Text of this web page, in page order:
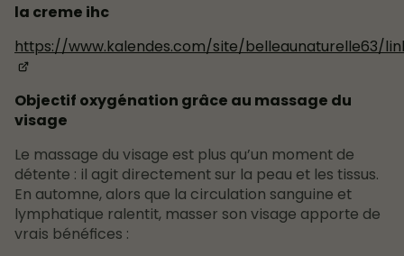
la creme ihc
https://www.kalendes.com/site/belleaunaturelle63/
Objectif oxygénation grâce au massage du
visage
Le massage du visage est plus qu’un moment de
détente : il agit directement sur la peau et les tissus.
En automne, alors que la circulation sanguine et
lymphatique ralentit, masser son visage apporte de
vrais bénéfices :